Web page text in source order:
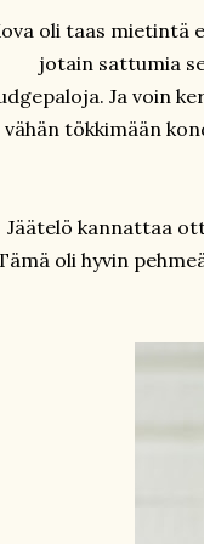
oli taas mietintä
jotain sattumia
Ja voin
vähän tökkimään
Jäätelö kannattaa
oli hyvin